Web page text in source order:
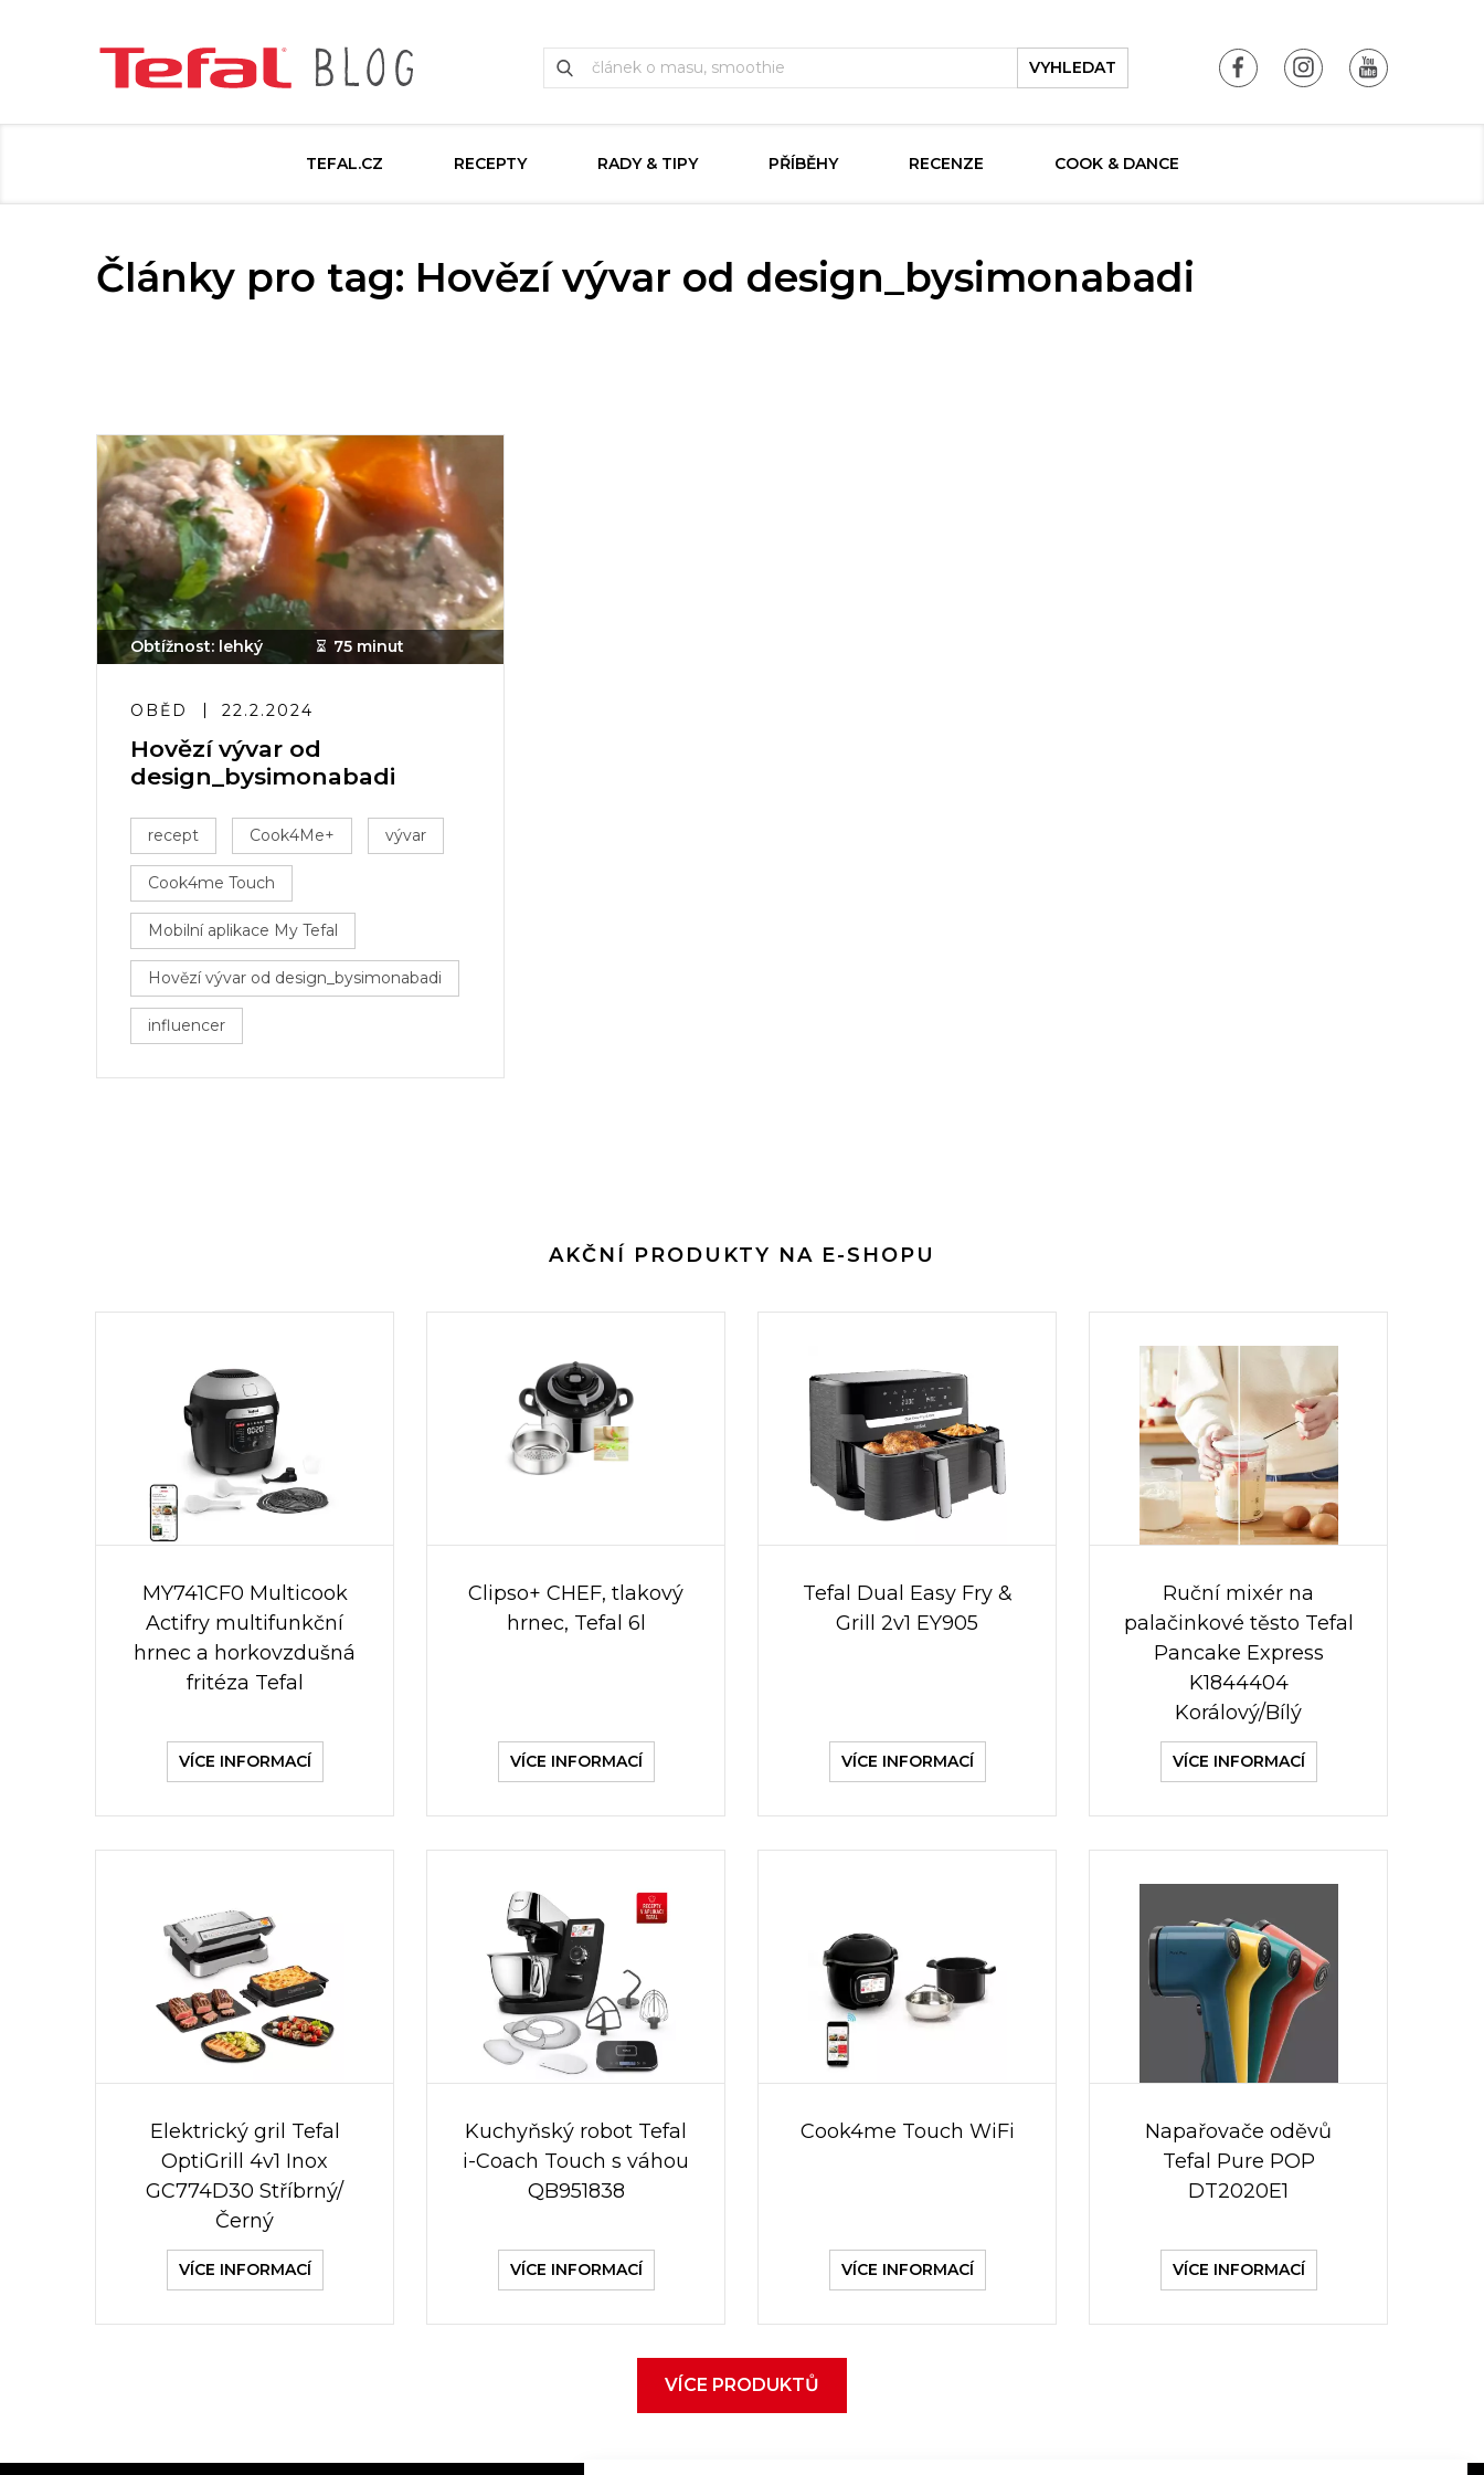
VYHLEDAT
TEFAL.CZ RECEPTY RADY & TIPY PŘÍBĚHY RECENZE COOK & DANCE
Články pro tag: Hovězí vývar od design_bysimonabadi
Obtížnost: lehký 75 minut
OBĚD 22.2.2024
Hovězí vývar od
design_bysimonabadi
recept Cook4Me+ vývar
Cook4me Touch
Mobilní aplikace My Tefal
Hovězí vývar od design_bysimonabadi
influencer
AKČNÍ PRODUKTY NA E-SHOPU
MY741CF0 Multicook
Actifry multifunkční
hrnec a horkovzdušná
fritéza Tefal
VÍCE INFORMACÍ
Clipso+ CHEF, tlakový
hrnec, Tefal 6l
VÍCE INFORMACÍ
Tefal Dual Easy Fry &
Grill 2v1 EY905
VÍCE INFORMACÍ
Ruční mixér na
palačinkové těsto Tefal
Pancake Express
K1844404
Korálový/Bílý
VÍCE INFORMACÍ
Elektrický gril Tefal
OptiGrill 4v1 Inox
GC774D30 Stříbrný/
Černý
VÍCE INFORMACÍ
Kuchyňský robot Tefal
i-Coach Touch s váhou
QB951838
VÍCE INFORMACÍ
Cook4me Touch WiFi
VÍCE INFORMACÍ
Napařovače oděvů
Tefal Pure POP
DT2020E1
VÍCE INFORMACÍ
VÍCE PRODUKTŮ